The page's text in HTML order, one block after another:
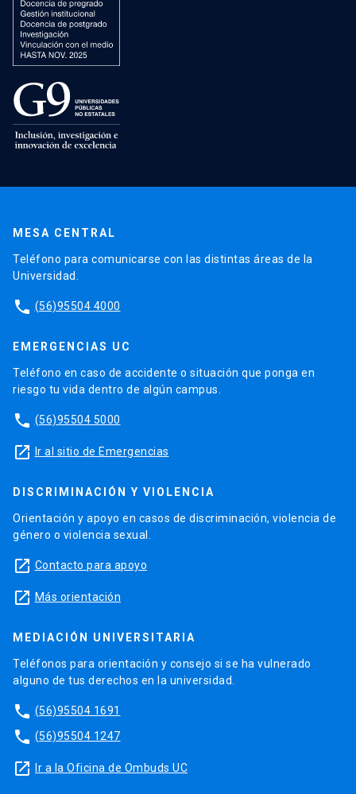
MESA CENTRAL
Teléfono para comunicarse con las distintas áreas de la
Universidad.
phone (56)95504 4000
EMERGENCIAS UC
Teléfono en caso de accidente o situación que ponga en
riesgo tu vida dentro de algún campus.
phone (56)95504 5000
launch Ir al sitio de Emergencias
DISCRIMINACIÓN Y VIOLENCIA
Orientación y apoyo en casos de discriminación, violencia de
género o violencia sexual.
launch Contacto para apoyo
launch Más orientación
MEDIACIÓN UNIVERSITARIA
Teléfonos para orientación y consejo si se ha vulnerado
alguno de tus derechos en la universidad.
phone (56)95504 1691
phone (56)95504 1247
launch Ir a la Oficina de Ombuds UC